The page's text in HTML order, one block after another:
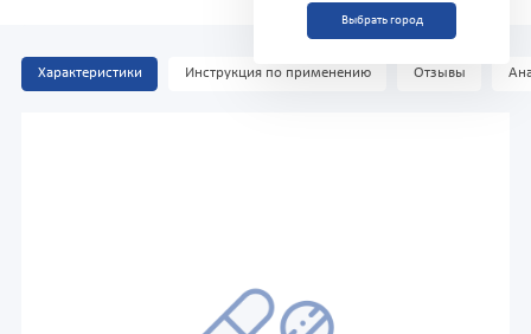
Выбрать город
Характеристики Инструкция по применению Отзывы